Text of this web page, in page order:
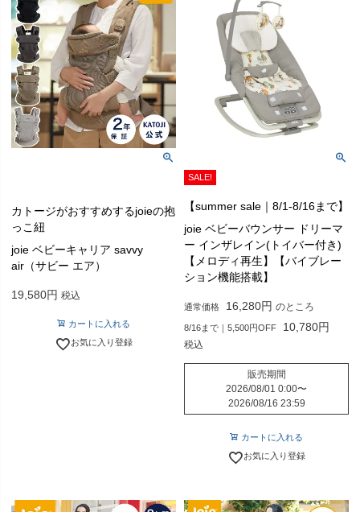
カトージがおすすめするjoieの抱
っこ紐
joie ベビーキャリア savvy
air（サビー エア）
19,580 税込
カートに入れる
お気に入り登録
SALE!
【summer sale｜8/1-8/16まで】
joie ベビーバウンサー ドリーマ
ー インザレイン(トイバー付き)
【メロディ再生】【バイブレー
ション機能搭載】
通常価格 16,280 のところ
8/16まで｜5,500円OFF 10,780
税込
販売期間
2026/08/01 0:00〜
2026/08/16 23:59
カートに入れる
お気に入り登録